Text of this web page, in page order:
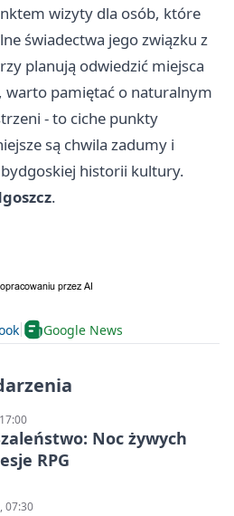
wizyty dla osób, które
świadectwa jego związku z
planują odwiedzić miejsca
warto pamiętać o naturalnym
- to ciche punkty
są chwila zadumy i
historii kultury.
.
Google News
Noc żywych
RPG
07:30